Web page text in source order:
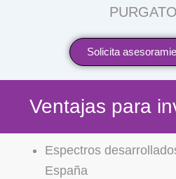
Solicita
Ventajas para
Espectros
España